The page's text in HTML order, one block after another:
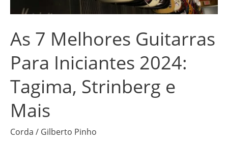
As 7 Melhores Guitarras
Para Iniciantes 2024:
Tagima, Strinberg e
Mais
Corda / Gilberto Pinho
2024:
Strinberg
e
Mais